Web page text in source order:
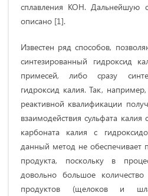
сплавления КОН. Дальнейшую
описано [1].
Известен ряд способов,
синтезированный гидроксид
примесей, либо сразу
гидроксид калия. Так,
реактивной квалификации
взаимодействия сульфата
карбоната калия с
данный метод не обеспечивает
продукта, поскольку в
довольно большое
продуктов (щелоков и